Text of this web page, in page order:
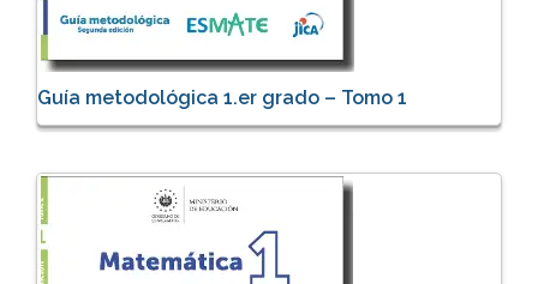
Guía metodológica 1.er grado – Tomo 1